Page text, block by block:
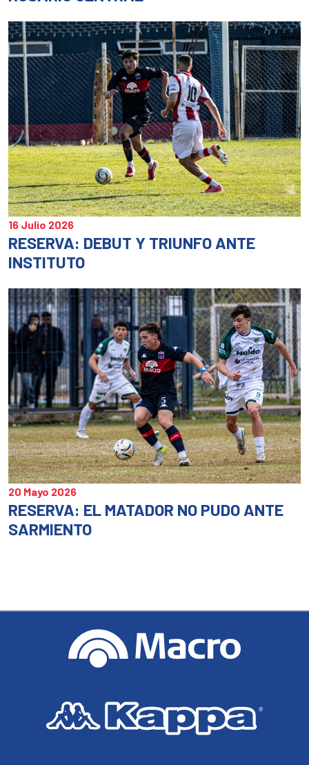
16 Julio 2026
RESERVA: DEBUT Y TRIUNFO ANTE
INSTITUTO
20 Mayo 2026
RESERVA: EL MATADOR NO PUDO ANTE
SARMIENTO